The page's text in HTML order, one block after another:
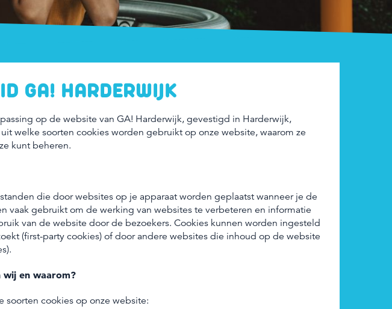
GA! HARDERWIJK
op de website van GA! Harderwijk, gevestigd in Harderwijk,
welke soorten cookies worden gebruikt op onze website, waarom ze
kunt beheren.
die door websites op je apparaat worden geplaatst wanneer je de
vaak gebruikt om de werking van websites te verbeteren en informatie
van de website door de bezoekers. Cookies kunnen worden ingesteld
(first-party cookies) of door andere websites die inhoud op de website
wij en waarom?
cookies op onze website: